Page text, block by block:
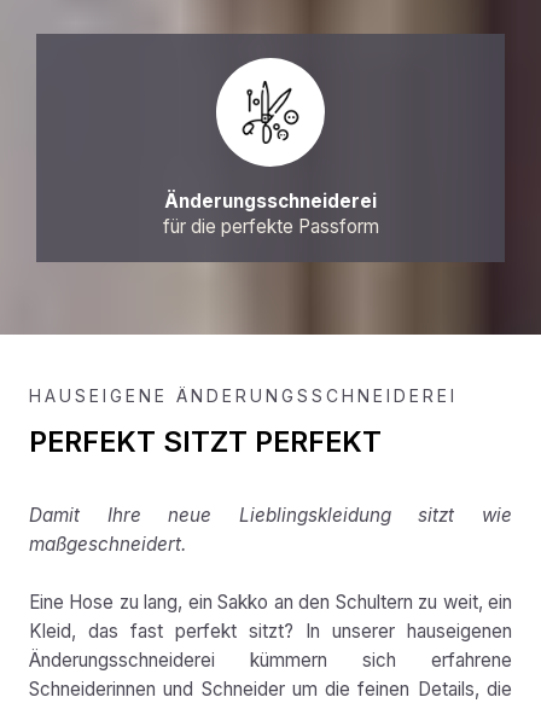
Änderungsschneiderei
für die perfekte Passform
HAUSEIGENE ÄNDERUNGSSCHNEIDEREI
PERFEKT SITZT PERFEKT
Damit Ihre neue Lieblingskleidung sitzt wie
maßgeschneidert.
Eine Hose zu lang, ein Sakko an den Schultern zu weit, ein
Kleid, das fast perfekt sitzt? In unserer hauseigenen
Änderungsschneiderei kümmern sich erfahrene
Schneiderinnen und Schneider um die feinen Details, die